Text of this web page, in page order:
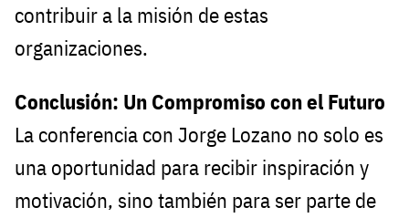
contribuir a la misión de estas
organizaciones.
Conclusión: Un Compromiso con el Futuro
La conferencia con Jorge Lozano no solo es
una oportunidad para recibir inspiración y
motivación, sino también para ser parte de